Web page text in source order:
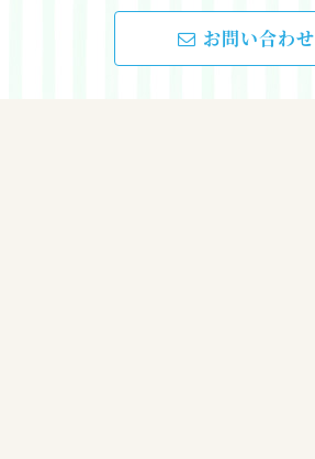
お問い合わせ